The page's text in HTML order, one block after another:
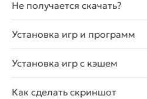
Не получается скачать?
Установка игр и программ
Установка игр с кэшем
Как сделать скриншот